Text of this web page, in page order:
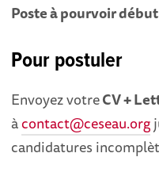
Poste à pourvoir
Pour postuler
Envoyez votreCV +
àcontact@ceseau.org
candidatures